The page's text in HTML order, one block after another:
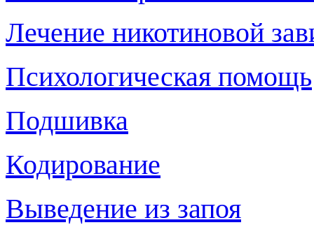
Лечение никотиновой
Психологическая помощь
Подшивка
Кодирование
Выведение из запоя